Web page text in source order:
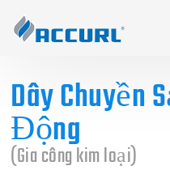
Dây Chuyền
Động
(Gia công kim loại)